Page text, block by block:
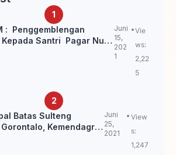
: Penggemblengan
Santri Pagar Nusa
Juni
15,
202
1
Vie
ws:
2,22
5
Batas Sulteng
Kemendagri:
Juni
25,
2021
View
s:
1,247